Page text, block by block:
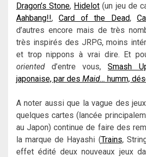
Dragon’s Stone, Hidelot (un jeu de
Aahbang!!,Card of the Dead,
d’autres encore mais de très
très inspirés des JRPG, moins
et trop nippons à vrai dire. Et
orientedd’entre vous,Smash
japonaise, par des Maid… humm,
A noter aussi que la vague des
quelques cartes (lancée
au Japon) continue de faire des
la marque de Hayashi (Trains,
effet édité deux nouveaux jeux